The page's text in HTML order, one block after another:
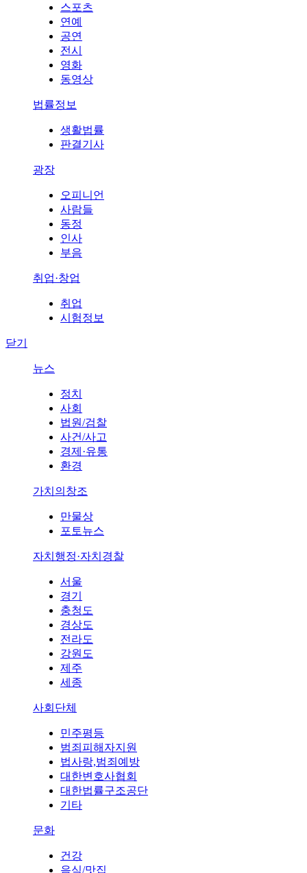
스포츠
연예
공연
전시
영화
동영상
법률정보
생활법률
판결기사
광장
오피니언
사람들
동정
인사
부음
취업·창업
취업
시험정보
닫기
뉴스
정치
사회
법원/검찰
사건/사고
경제·유통
환경
가치의창조
만물상
포토뉴스
자치행정·자치경찰
서울
경기
충청도
경상도
전라도
강원도
제주
세종
사회단체
민주평등
범죄피해자지원
법사랑,범죄예방
대한변호사협회
대한법률구조공단
기타
문화
건강
음식/맛집